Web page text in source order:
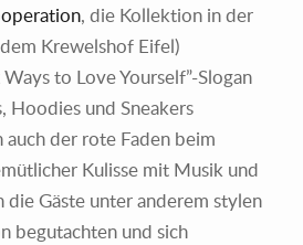
, die Kollektion in der
Krewelshof Eifel)
to Love Yourself”-Slogan
Hoodies und Sneakers
der rote Faden beim
Kulisse mit Musik und
Gäste unter anderem stylen
begutachten und sich